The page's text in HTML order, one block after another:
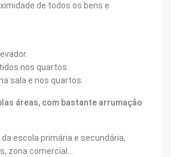
de todos os bens e
nos quartos.
sala e nos quartos.
áreas, com bastante arrumação
escola primária e secundária,
zona comercial…